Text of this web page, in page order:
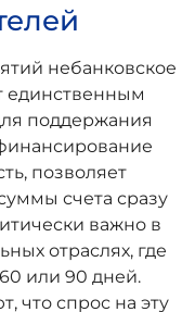
небанковское
единственным
поддержания
позволяет
счета сразу
важно в
отраслях, где
или 90 дней.
что спрос на эту